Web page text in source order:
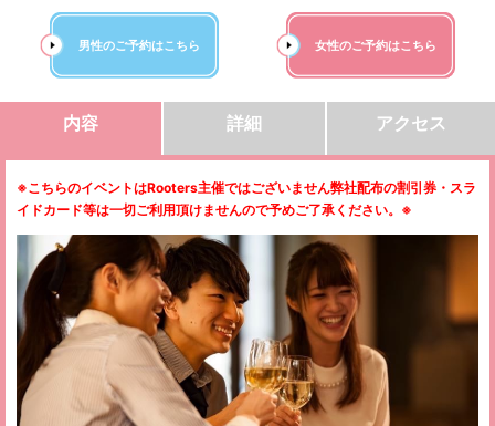
男性のご予約はこちら 女性のご予約はこちら
内容 詳細 アクセス
※こちらのイベントはRooters主催ではございません弊社配布の割引券・スラ
イドカード等は一切ご利用頂けませんので予めご了承ください。 ※